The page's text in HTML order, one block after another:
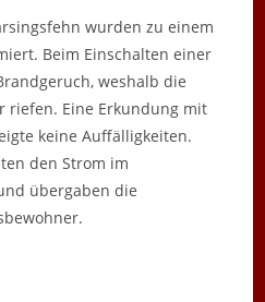
wurden zu einem
Beim Einschalten einer
weshalb die
riefen. Eine Erkundung mit
keine Auffälligkeiten.
den Strom im
übergaben die